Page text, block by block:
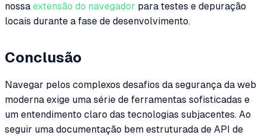
nossa extensão do navegador para testes e depuração
locais durante a fase de desenvolvimento.
Conclusão
Navegar pelos complexos desafios da segurança da web
moderna exige uma série de ferramentas sofisticadas e
um entendimento claro das tecnologias subjacentes. Ao
seguir uma documentação bem estruturada de API de